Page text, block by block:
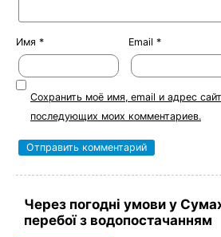
Имя * Email *
Сохранить моё имя, email и адрес
последующих моих комментариев.
Через погодні умови у
перебої з водопостачанням